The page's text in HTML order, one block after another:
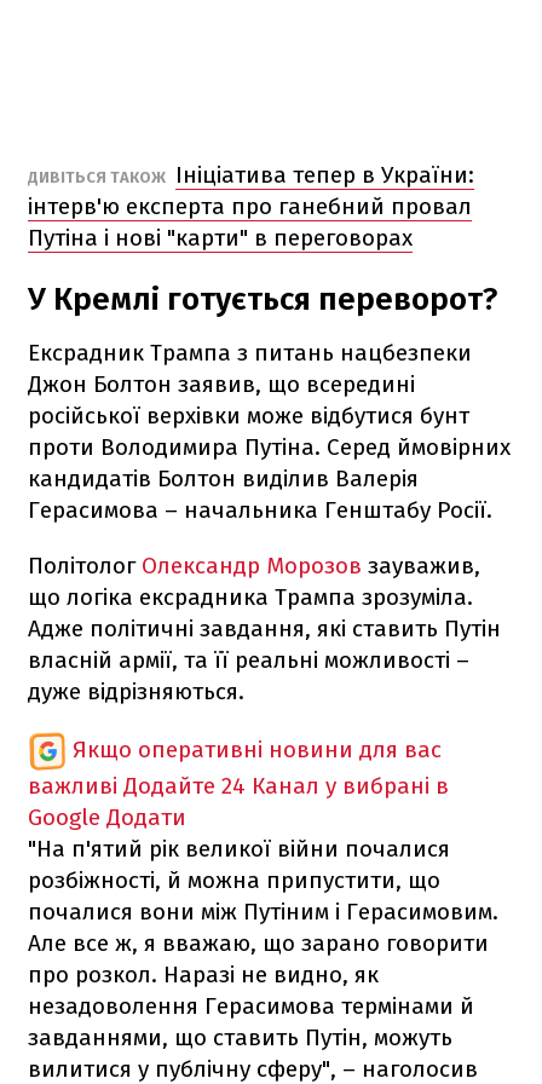
ДИВІТЬСЯ ТАКОЖ
Ініціатива тепер в України:
інтерв'ю експерта про ганебний провал
Путіна і нові "карти" в переговорах
У Кремлі готується переворот?
Ексрадник Трампа з питань нацбезпеки
Джон Болтон заявив, що всередині
російської верхівки може відбутися бунт
проти Володимира Путіна. Серед ймовірних
кандидатів Болтон виділив Валерія
Герасимова – начальника Генштабу Росії.
Політолог Олександр Морозов зауважив,
що логіка ексрадника Трампа зрозуміла.
Адже політичні завдання, які ставить Путін
власній армії, та її реальні можливості –
дуже відрізняються.
Якщо оперативні новини для вас
важливі Додайте 24 Канал у вибрані в
Google Додати
"На п'ятий рік великої війни почалися
розбіжності, й можна припустити, що
почалися вони між Путіним і Герасимовим.
Але все ж, я вважаю, що зарано говорити
про розкол. Наразі не видно, як
незадоволення Герасимова термінами й
завданнями, що ставить Путін, можуть
вилитися у публічну сферу", – наголосив